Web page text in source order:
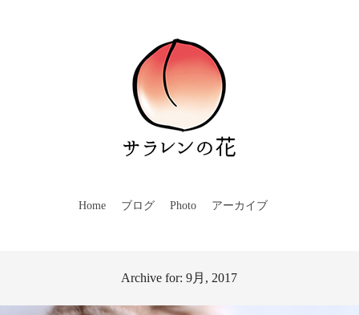
Home ブログ Photo アーカイブ
Archive for: 9月, 2017